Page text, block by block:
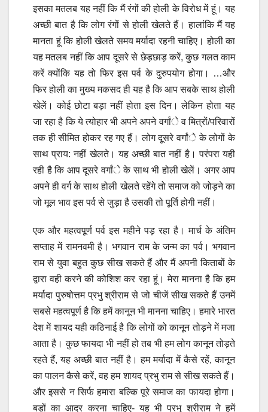
इसका मतलब यह नहीं कि मैं रंगों की होली के विरोध में हूं। यह
अच्छी बात है कि लोग रंगों से होली खेलते हैं। हालांकि मैं यह
मानता हूं कि होली खेलते समय मर्यादा रहनी चाहिए। होली का
यह मतलब नहीं कि आप दूसरे से छेड़छाड़ करें, कुछ गलत काम
करें क्योंकि यह तो फिर इस पर्व के दुरुपयोग होगा। …और
फिर होली का मुख्य मकसद ही यह है कि आप सबके साथ होली
खेलें। कोई छोटा बड़ा नहीं होता इस दिन। लेकिन होता यह
जा रहा है कि ये त्योहार भी अपने अपने वर्गांे व मित्रों/परिवारों
तक ही सीमित होकर रह गए हैं। लोग दूसरे वर्गांे के लोगों के
साथ प्राय: नहीं खेलते। यह अच्छी बात नहीं है। परंपरा यही
रही है कि आप दूसरे वर्गांे के साथ भी होली खेलें। अगर आप
अपने ही वर्ग के साथ होली खेलते रहेंगे तो समाज को जोड़ने का
जो मूल भाव इस पर्व से जुड़ा है उसकी तो पूर्ति होगी नहीं।
एक और महत्वपूर्ण पर्व इस महीने पड़ रहा है। मार्च के अंतिम
सप्ताह में रामनवमी है। भगवान राम के जन्म का पर्व। भगवान
राम से युवा बहुत कुछ सीख सकते हैं और मैं अपनी किताबों के
द्वारा वही करने की कोशिश कर रहा हूं। मेरा मानना है कि हम
मर्यादा पुरुषोत्तम प्रभु श्रीराम से जो चीजें सीख सकते हैं उनमें
सबसे महत्वपूर्ण है कि हमें कानून भी मानना चाहिए। हमारे भारत
देश में शायद यही कठिनाई है कि लोगों को कानून तोड़ने में मजा
आता है। कुछ फायदा भी नहीं हो तब भी हम लोग कानून तोड़ते
रहते हैं, यह अच्छी बात नहीं है। हम मर्यादा में कैसे रहें, कानून
का पालन कैसे करें, वह हम शायद प्रभु राम से सीख सकते हैं।
और इससे न सिर्फ हमारा बल्कि पूरे समाज का फायदा होगा।
बड़ों का आदर करना चाहिए- यह भी प्रभु श्रीराम ने हमें